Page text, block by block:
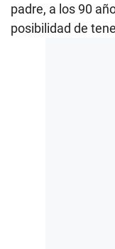
padre, a los 90
posibilidad de